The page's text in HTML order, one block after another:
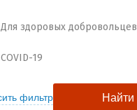
Для здоровых добровольцев
COVID-19